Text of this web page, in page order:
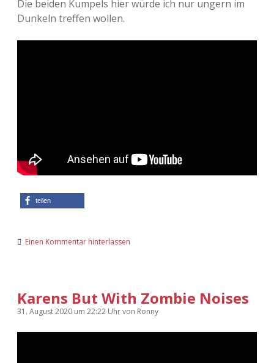
Die beiden Kumpels hier würde ich nur ungern im
Dunkeln treffen wollen.
teilen
Einen Kommentar hinterlassen
Karens But With Zombie Noises
31. August 2020 um 22:22 Uhrvon Ronny